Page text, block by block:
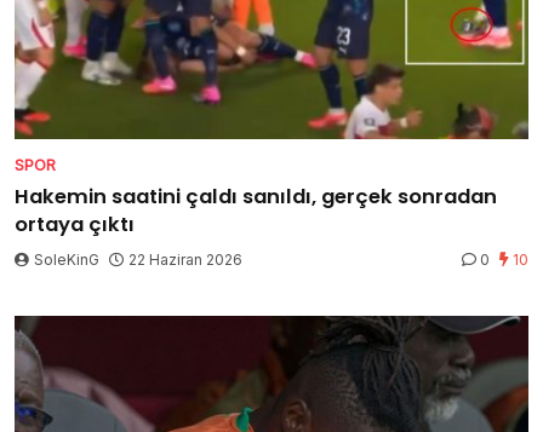
SPOR
Hakemin saatini çaldı sanıldı, gerçek sonradan
ortaya çıktı
SoleKinG 22 Haziran 2026 0 10